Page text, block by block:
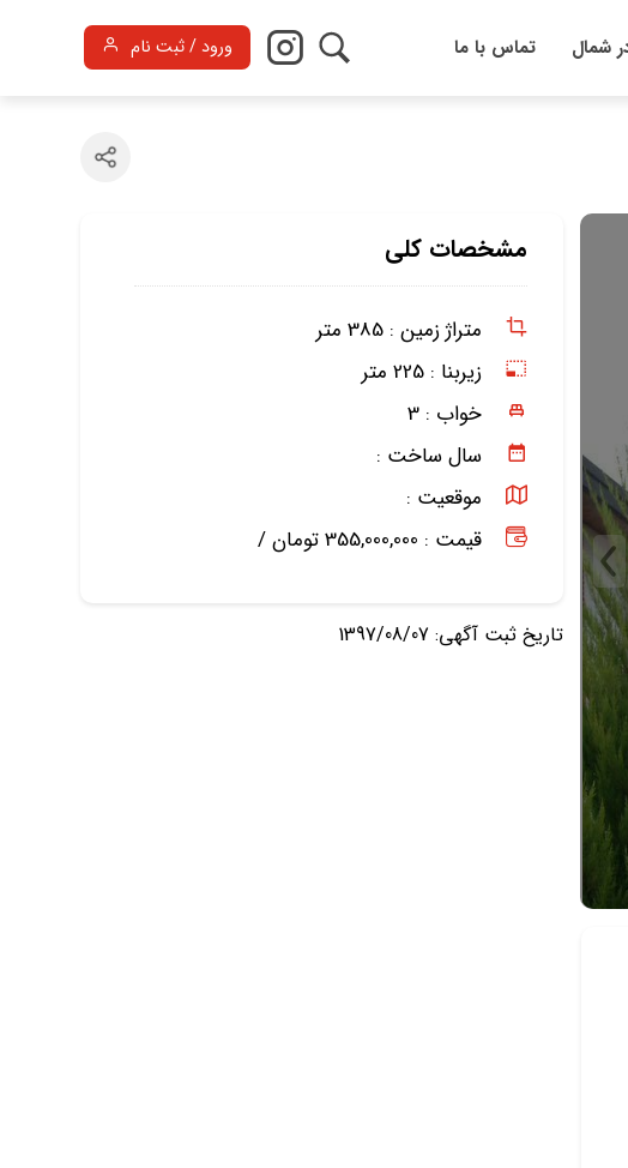
شمال تماس با ما ورود / ثبت نام
مشخصات کلی
متراژ زمین : 385 متر
زیربنا : 225 متر
خواب : 3
سال ساخت :
موقعیت :
قیمت : 355,000,000 تومان /
تاریخ ثبت آگهی: 1397/08/07